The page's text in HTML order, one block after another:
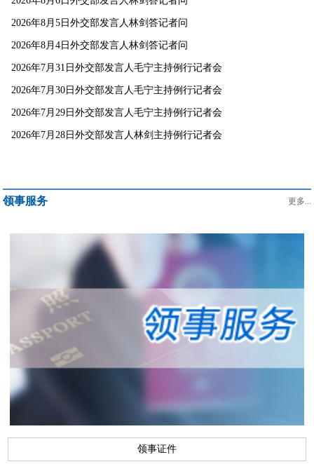
2026年8月5日外交部发言人林剑答记者问
2026年8月4日外交部发言人林剑答记者问
2026年7月31日外交部发言人毛宁主持例行记者会
2026年7月30日外交部发言人毛宁主持例行记者会
2026年7月29日外交部发言人毛宁主持例行记者会
2026年7月28日外交部发言人林剑主持例行记者会
领事服务 更多...
领事证件